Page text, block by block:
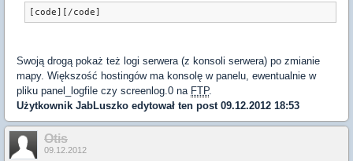
[code][/code]
Swoją drogą pokaż też logi serwera (z konsoli serwera) po zmianie
mapy. Większość hostingów ma konsolę w panelu, ewentualnie w
pliku panel_logfile czy screenlog.0 na FTP.
Użytkownik JabLuszko edytował ten post 09.12.2012 18:53
Otis
09.12.2012